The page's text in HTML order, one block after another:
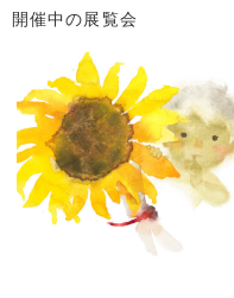
開催中の展覧会